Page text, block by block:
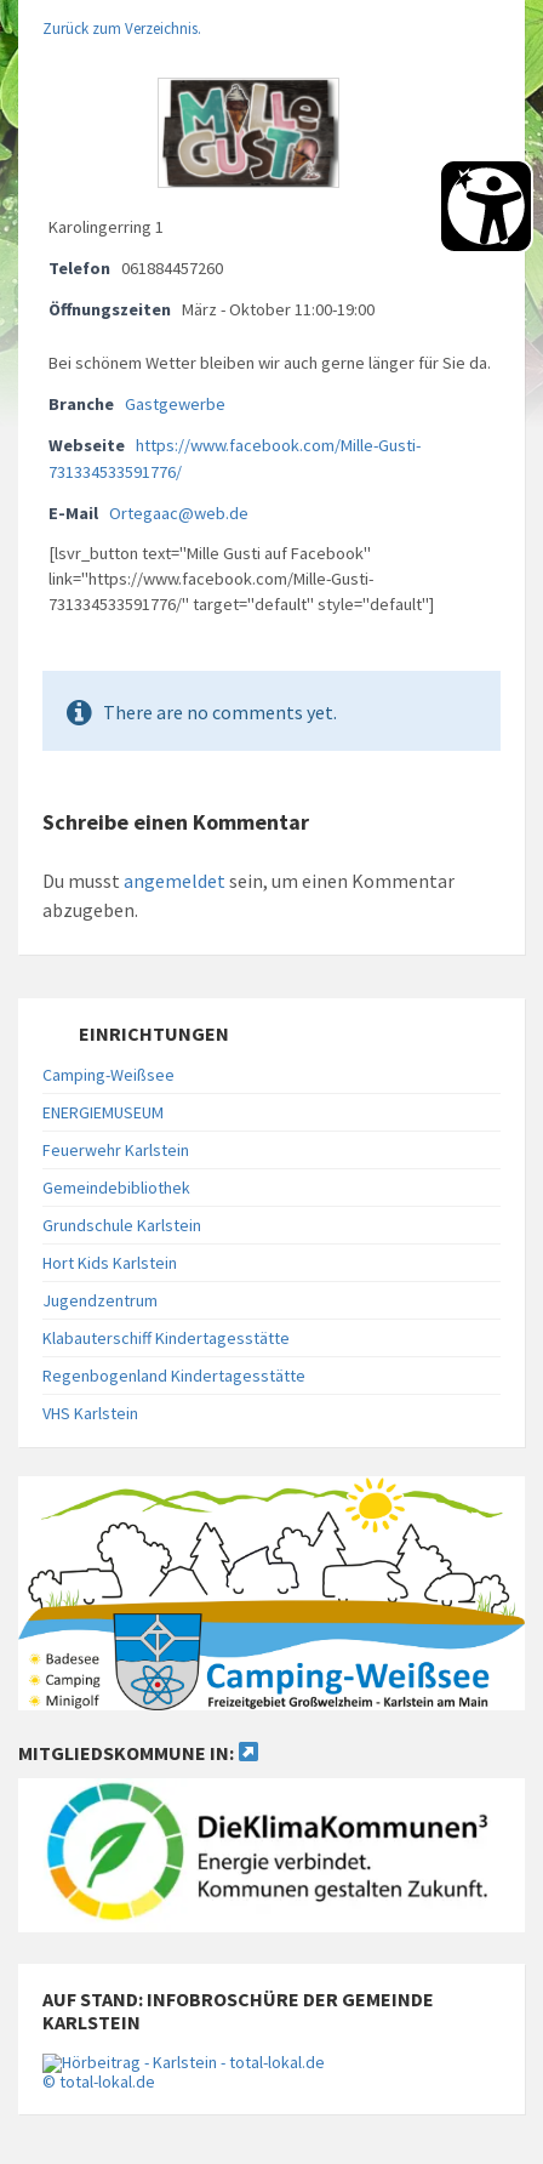
Zurück zum Verzeichnis.
Karolingerring 1
Telefon 061884457260
Öffnungszeiten März - Oktober 11:00-19:00
Bei schönem Wetter bleiben wir auch gerne länger für Sie da.
Branche Gastgewerbe
Webseite https://www.facebook.com/Mille-Gusti-
731334533591776/
E-Mail Ortegaac@web.de
[lsvr_button text="Mille Gusti auf Facebook"
link="https://www.facebook.com/Mille-Gusti-
731334533591776/" target="default" style="default"]
There are no comments yet.
Schreibe einen Kommentar
Du musst angemeldet sein, um einen Kommentar
abzugeben.
EINRICHTUNGEN
Camping-Weißsee
ENERGIEMUSEUM
Feuerwehr Karlstein
Gemeindebibliothek
Grundschule Karlstein
Hort Kids Karlstein
Jugendzentrum
Klabauterschiff Kindertagesstätte
Regenbogenland Kindertagesstätte
VHS Karlstein
MITGLIEDSKOMMUNE IN:
AUF STAND: INFOBROSCHÜRE DER GEMEINDE
KARLSTEIN
© total-lokal.de